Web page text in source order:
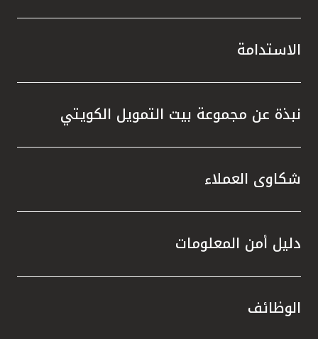
الاستدامة
نبذة عن مجموعة بيت التمويل الكويتي
شكاوى العملاء
دليل أمن المعلومات
الوظائف